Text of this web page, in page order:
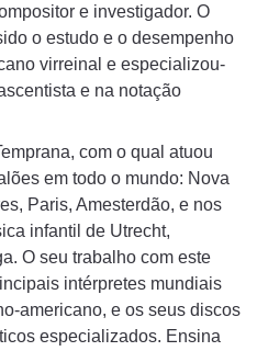
e investigador. O
o estudo e o desempenho
virreinal e especializou-
e na notação
com o qual atuou
em todo o mundo: Nova
Paris, Amesterdão, e nos
infantil de Utrecht,
O seu trabalho com este
intérpretes mundiais
americano, e os seus discos
especializados. Ensina